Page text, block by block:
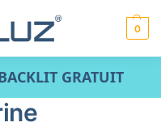
0
GRATUIT